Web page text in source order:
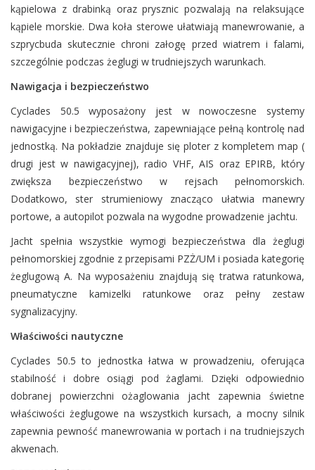
kąpielowa z drabinką oraz prysznic pozwalają na relaksujące
kąpiele morskie. Dwa koła sterowe ułatwiają manewrowanie, a
szprycbuda skutecznie chroni załogę przed wiatrem i falami,
szczególnie podczas żeglugi w trudniejszych warunkach.
Nawigacja i bezpieczeństwo
Cyclades 50.5 wyposażony jest w nowoczesne systemy
nawigacyjne i bezpieczeństwa, zapewniające pełną kontrolę nad
jednostką. Na pokładzie znajduje się ploter z kompletem map (
drugi jest w nawigacyjnej), radio VHF, AIS oraz EPIRB, który
zwiększa bezpieczeństwo w rejsach pełnomorskich.
Dodatkowo, ster strumieniowy znacząco ułatwia manewry
portowe, a autopilot pozwala na wygodne prowadzenie jachtu.
Jacht spełnia wszystkie wymogi bezpieczeństwa dla żeglugi
pełnomorskiej zgodnie z przepisami PZŻ/UM i posiada kategorię
żeglugową A. Na wyposażeniu znajdują się tratwa ratunkowa,
pneumatyczne kamizelki ratunkowe oraz pełny zestaw
sygnalizacyjny.
Właściwości nautyczne
Cyclades 50.5 to jednostka łatwa w prowadzeniu, oferująca
stabilność i dobre osiągi pod żaglami. Dzięki odpowiednio
dobranej powierzchni ożaglowania jacht zapewnia świetne
właściwości żeglugowe na wszystkich kursach, a mocny silnik
zapewnia pewność manewrowania w portach i na trudniejszych
akwenach.